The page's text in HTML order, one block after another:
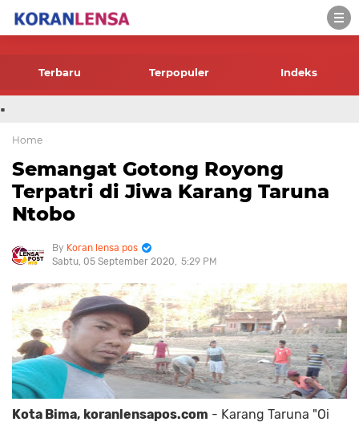
-->
Terbaru Terpopuler Indeks
.
Home
Semangat Gotong Royong
Terpatri di Jiwa Karang Taruna
Ntobo
Koran lensa pos
Sabtu, 05 September 2020
5:29 PM
Kota Bima, koranlensapos.com - Karang Taruna "Oi